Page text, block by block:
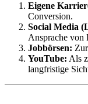
Eigene
Conversion.
Social Media
Ansprache von
Jobbörsen:
YouTube: Als
langfristige